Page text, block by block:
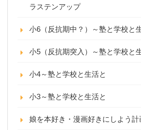
ラステンアップ
小6（反抗期中？）～塾と学校と
小5（反抗期突入）～塾と学校と
小4～塾と学校と生活と
小3～塾と学校と生活と
娘を本好き・漫画好きにしよう計